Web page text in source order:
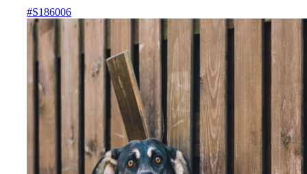
#S186006